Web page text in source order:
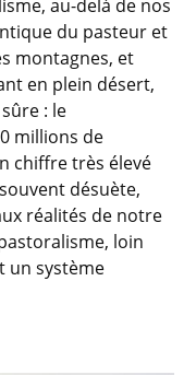
au-delà de nos
du pasteur et
montagnes, et
en plein désert,
: le
millions de
chiffre très élevé
désuète,
réalités de notre
loin
un système